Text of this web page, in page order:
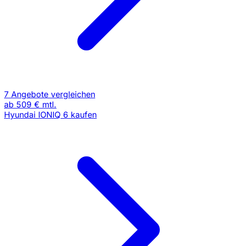
7 Angebote vergleichen
ab 509 € mtl.
Hyundai IONIQ 6 kaufen